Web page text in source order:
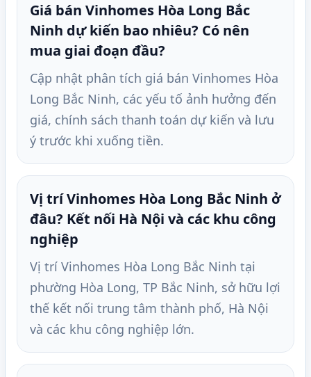
Giá bán Vinhomes Hòa Long Bắc
Ninh dự kiến bao nhiêu? Có nên
mua giai đoạn đầu?
Cập nhật phân tích giá bán Vinhomes Hòa
Long Bắc Ninh, các yếu tố ảnh hưởng đến
giá, chính sách thanh toán dự kiến và lưu
ý trước khi xuống tiền.
Vị trí Vinhomes Hòa Long Bắc Ninh ở
đâu? Kết nối Hà Nội và các khu công
nghiệp
Vị trí Vinhomes Hòa Long Bắc Ninh tại
phường Hòa Long, TP Bắc Ninh, sở hữu lợi
thế kết nối trung tâm thành phố, Hà Nội
và các khu công nghiệp lớn.